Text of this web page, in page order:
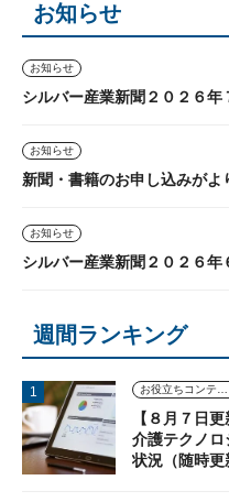
お知らせ
お知らせ
シルバー産業新聞２０２６年
お知らせ
新聞・書籍のお申し込みがよ
お知らせ
シルバー産業新聞２０２６年
週間ランキング
お役立ちコンテンツ
【８月７日
介護テクノ
状況（随時更